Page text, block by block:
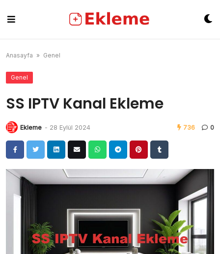
content
Anasayfa » Genel
Genel
SS IPTV Kanal Ekleme
Ekleme - 28 Eylül 2024 736 0